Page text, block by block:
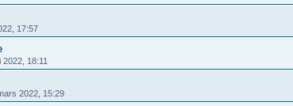
17:57
2022, 18:11
2022, 15:29